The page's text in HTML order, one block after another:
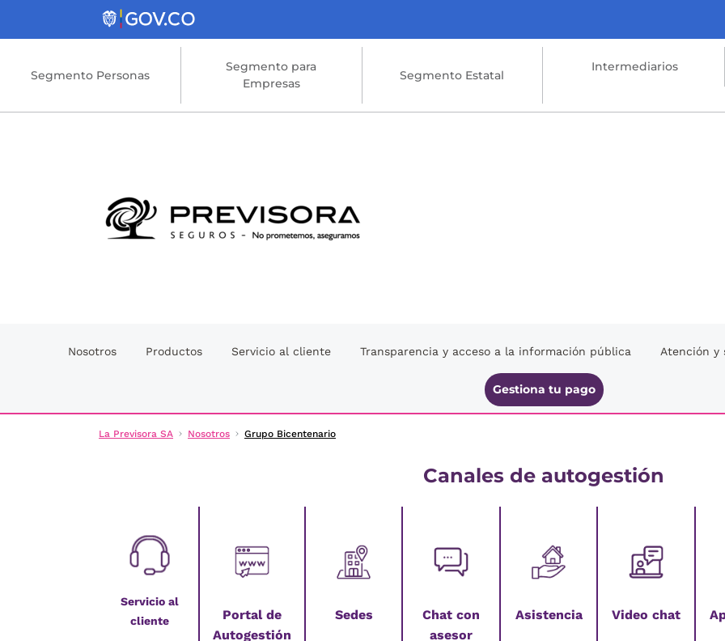
Saltar al contenido principal
Segmento Personas
Segmento para
Empresas
Segmento Estatal
Intermediarios
Nosotros Productos Servicio al cliente Transparencia y acceso a la información pública Atención y
Gestiona tu pago
La Previsora SA Nosotros Grupo Bicentenario
Canales de autogestión
Servicio al
cliente
Portal de
Autogestión
Sedes
Chat con
asesor
Asistencia Video chat